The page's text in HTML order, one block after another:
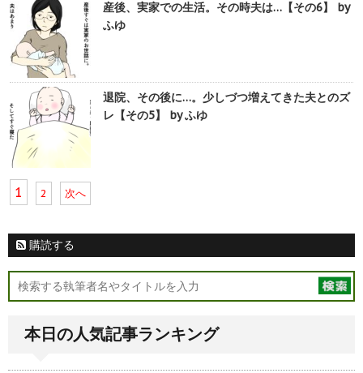
産後、実家での生活。その時夫は…【その6】 by
ふゆ
退院、その後に…。少しづつ増えてきた夫とのズ
レ【その5】 by ふゆ
1 2 次へ
購読する
本日の人気記事ランキング